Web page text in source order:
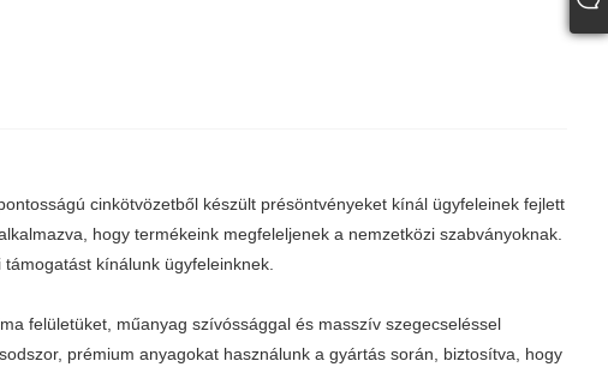
cinkötvözetből készült présöntvényeket kínál ügyfeleinek fejlett
hogy termékeink megfeleljenek a nemzetközi szabványoknak.
kínálunk ügyfeleinknek.
felületüket, műanyag szívóssággal és masszív szegecseléssel
prémium anyagokat használunk a gyártás során, biztosítva, hogy